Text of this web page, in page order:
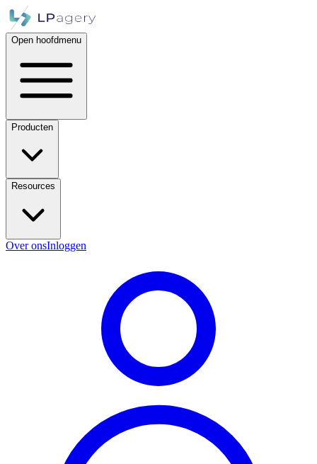
Open hoofdmenu
Producten
Resources
Over onsInloggen